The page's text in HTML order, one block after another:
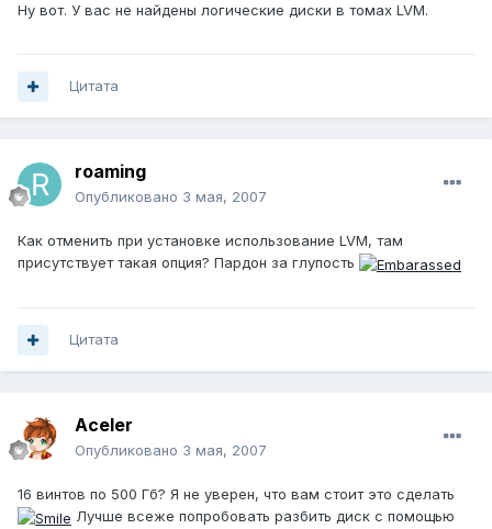
Ну вот. У вас не найдены логические диски в томах LVM.
Цитата
roaming
Опубликовано 3 мая, 2007
Как отменить при установке использование LVM, там
присутствует такая опция? Пардон за глупость
Цитата
Aceler
Опубликовано 3 мая, 2007
16 винтов по 500 Гб? Я не уверен, что вам стоит это сделать
Лучше всеже попробовать разбить диск с помощью